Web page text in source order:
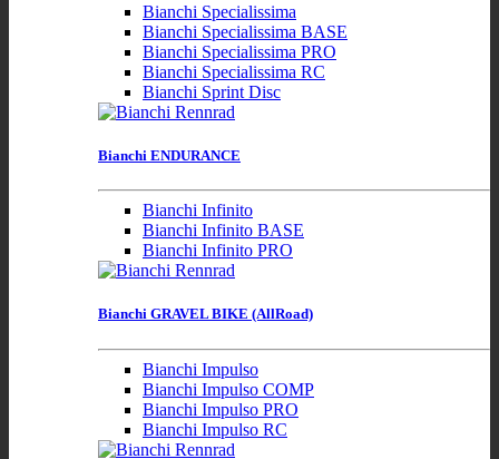
Bianchi Specialissima
Bianchi Specialissima BASE
Bianchi Specialissima PRO
Bianchi Specialissima RC
Bianchi Sprint Disc
Bianchi ENDURANCE
Bianchi Infinito
Bianchi Infinito BASE
Bianchi Infinito PRO
Bianchi GRAVEL BIKE (AllRoad)
Bianchi Impulso
Bianchi Impulso COMP
Bianchi Impulso PRO
Bianchi Impulso RC